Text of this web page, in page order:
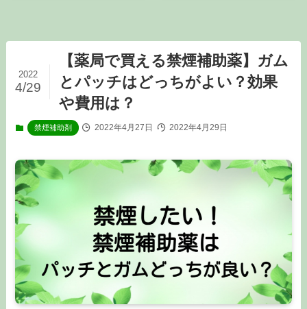
【薬局で買える禁煙補助薬】ガム
とパッチはどっちがよい？効果
や費用は？
2022
4/29
禁煙補助剤 2022年4月27日 2022年4月29日